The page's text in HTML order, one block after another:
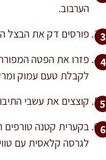
הערבוב.
פורסים דק את הבצל
לקבלת טעם עמוק
קוצצים את עשבי
בקערית קטנה טורפים
לגרסה קלאסית עם